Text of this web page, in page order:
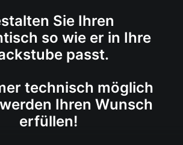
Sie Ihren
so wie er in Ihre
passt.
technisch möglich
Ihren Wunsch
erfüllen!